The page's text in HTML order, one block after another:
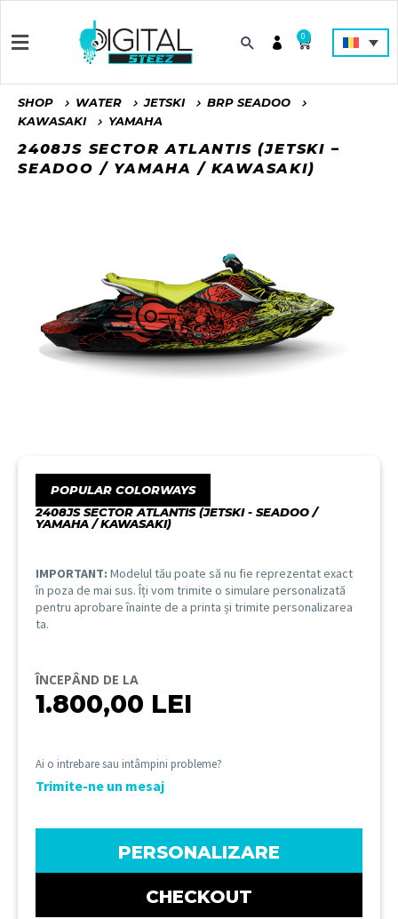
0
SHOP WATER JETSKI
BRP SEADOO
KAWASAKI
YAMAHA
2408JS SECTOR ATLANTIS (JETSKI –
SEADOO / YAMAHA / KAWASAKI)
POPULAR COLORWAYS
2408JS SECTOR ATLANTIS (JETSKI - SEADOO /
YAMAHA / KAWASAKI)
IMPORTANT: Modelul tău poate să nu fie reprezentat exact
în poza de mai sus. Îți vom trimite o simulare personalizată
pentru aprobare înainte de a printa și trimite personalizarea
ta.
ÎNCEPÂND DE LA
1.800,00 LEI
Ai o intrebare sau intâmpini probleme?
Trimite-ne un mesaj
PERSONALIZARE
CHECKOUT